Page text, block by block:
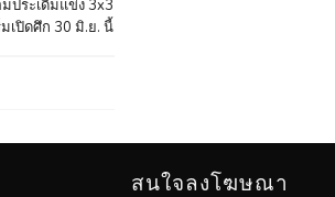
ประเดิมแข่ง 3x3
เปิดศึก 30 มิ.ย. นี้
สนใจลงโฆษณา